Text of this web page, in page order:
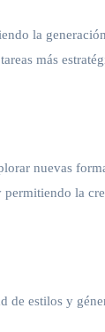
la
más
nuevas
la
estilos y